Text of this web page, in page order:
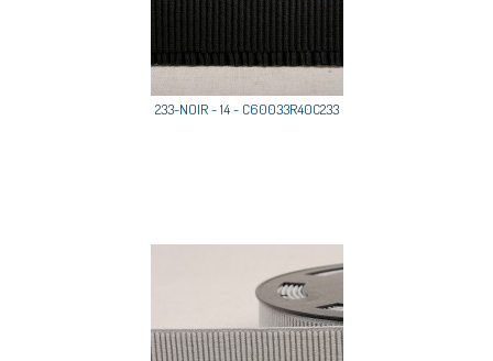
233-NOIR - 14 - C60033R40C233